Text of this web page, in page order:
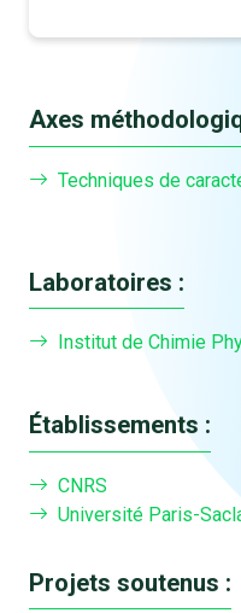
Axes
Techniques de
Laboratoires :
Institut de Chimie
Établissements :
CNRS
Université Paris-
Projets soutenus :